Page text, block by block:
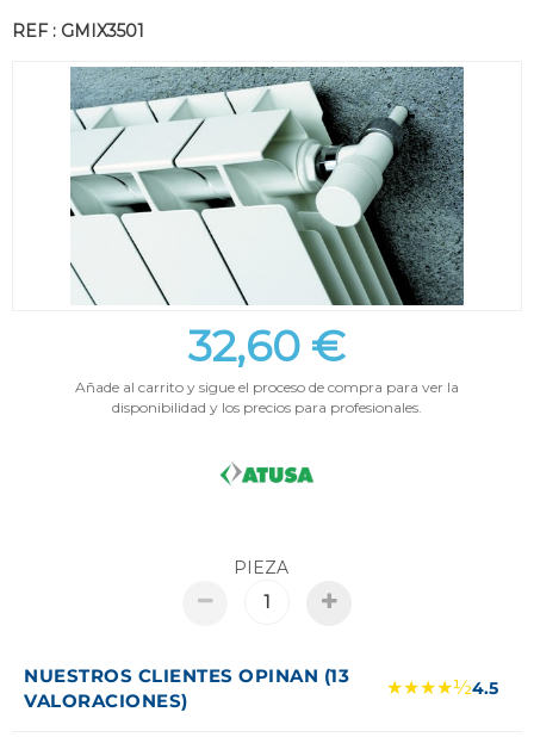
REF : GMIX3501
32,60 €
Añade al carrito y sigue el proceso de compra para ver la
disponibilidad y los precios para profesionales.
PIEZA
NUESTROS CLIENTES OPINAN (13
VALORACIONES)
★★★★½4.5